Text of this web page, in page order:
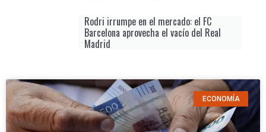
Rodri irrumpe en el mercado: el FC
Barcelona aprovecha el vacío del Real
Madrid
ECONOMÍA